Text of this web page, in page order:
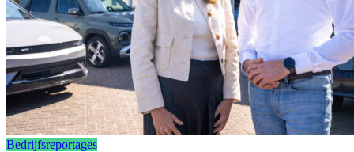
Bedrijfsreportages